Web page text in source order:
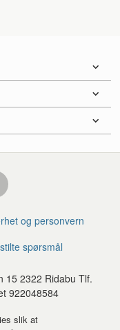
og personvern
spørsmål
15 2322 Ridabu Tlf.
922048584
slik at